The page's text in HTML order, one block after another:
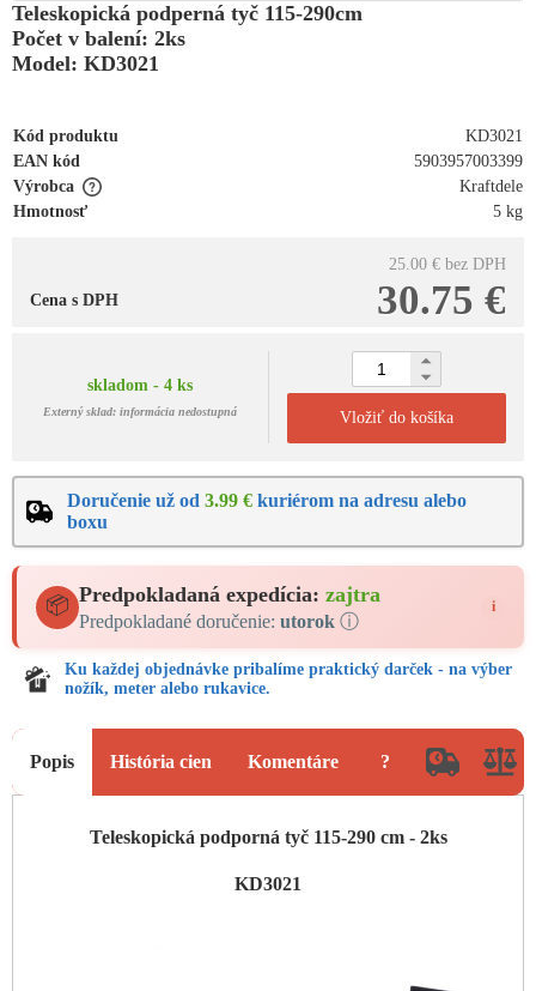
Teleskopická podperná tyč 115-290cm
Počet v balení: 2ks
Model: KD3021
Kód produktu
KD3021
EAN kód
5903957003399
Výrobca
Kraftdele
Hmotnosť
5 kg
25.00 € bez DPH
30.75 €
Cena s DPH
skladom - 4 ks
Externý sklad: informácia nedostupná Vložiť do košíka
Doručenie už od 3.99 € kuriérom na adresu alebo
boxu
📦 Predpokladaná expedícia: zajtra
Predpokladané doručenie: utorok ⓘ
i
Ku každej objednávke pribalíme praktický darček - na výber
nožík, meter alebo rukavice.
Popis História cien Komentáre ?
Teleskopická podporná tyč 115-290 cm - 2ks
KD3021